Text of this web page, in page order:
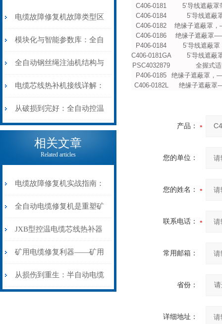
电缆故障修复机故障类型区
分指南：从“绝缘电
阻”到“波形特征”的精准诊
断逻辑
模块化与智能参数库：全自
动电缆修复机的快速换型逻
辑
全自动钢丝绳注油机结构与
工作原理：揭秘高效润滑的
机械密码
电缆芯线热补机接线详解：
从入门到精通
从破损到完好：全自动控温
电缆热补机的核心价值
相关文章
Related articles
电缆故障修复机实战指南：
从“盲测”到“精确定点”的三
步作业法
全自动电缆修复机是重塑矿
山电力动脉的“智能外科医
生”
JXB型控温电缆芯线热补器
安装与接线：精准修复的工
艺基石
矿用电缆修复利器——矿用
电缆热补机智能控温，安全
从损伤到重生：半自动电缆
C406-0181
5’导线遮蔽
C406-0184
5’导线遮蔽
C406-0182
绝缘子遮蔽罩
C406-0186
绝缘子遮蔽罩-
P406-0184
5’导线遮蔽
C406-0181GA
5’导线遮蔽
PSC4032879
全握式
P406-0185
绝缘子遮蔽罩，
C406-0182L
绝缘子遮蔽罩-
产品：
您的单位：
您的姓名：
联系电话：
常用邮箱：
省份：
详细地址：